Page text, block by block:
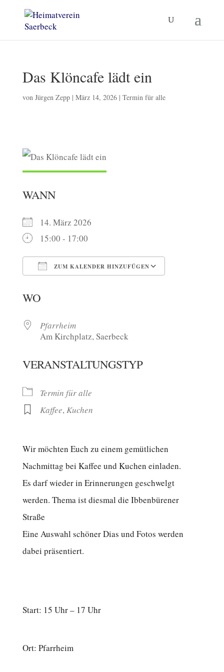
Das Klöncafe lädt ein
von Jürgen Zepp| März 14, 2026| Termin für alle
WANN
14. März 2026
15:00 - 17:00
ZUM KALENDER HINZUFÜGEN
WO
Pfarrheim
Am Kirchplatz, Saerbeck
VERANSTALTUNGSTYP
Termin für alle
Kaffee,Kuchen
Wir möchten Euch zu einem gemütlichen
Nachmittag bei Kaffee und Kuchen einladen.
Es darf wieder in Erinnerungen geschwelgt
werden. Thema ist diesmal die Ibbenbürener
Straße
Eine Auswahl schöner Dias und Fotos werden
dabei präsentiert.
Start: 15 Uhr – 17 Uhr
Ort: Pfarrheim